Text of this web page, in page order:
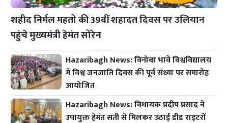
शहीद निर्मल महतो की 39वीं शहादत दिवस पर उलियान
पहुंचे मुख्यमंत्री हेमंत सोरेन
Hazaribagh News: विनोबा भावे विश्वविद्यालय
में विश्व जनजाति दिवस की पूर्व संध्या पर समारोह
आयोजित
Hazaribagh News: विधायक प्रदीप प्रसाद ने
उपायुक्त हेमंत सती से मिलकर उठाई डीड राइटरों